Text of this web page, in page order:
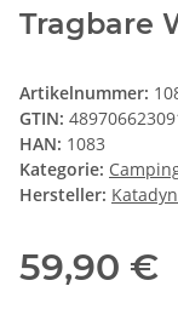
Tragbare
Artikelnummer:
GTIN:
HAN: 1083
Kategorie:
Hersteller:
59,90 €